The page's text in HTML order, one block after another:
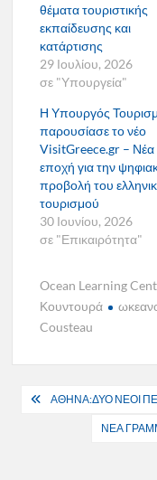
θέματα τουριστικής
εκπαίδευσης και
κατάρτισης
29 Ιουλίου, 2026
σε "Υπουργεία"
Η Υπουργός
παρουσίασε το νέο
VisitGreece.gr – Νέα
εποχή για την
προβολή του
τουρισμού
30 Ιουνίου, 2026
σε "Επικαιρότητα"
Ocean Learning
Κουντουρά
Cousteau
Πλοήγηση
άρθρων
ΑΘΗΝΑ:ΔΥΟ ΝΕΟΙ
ΝΕΑ